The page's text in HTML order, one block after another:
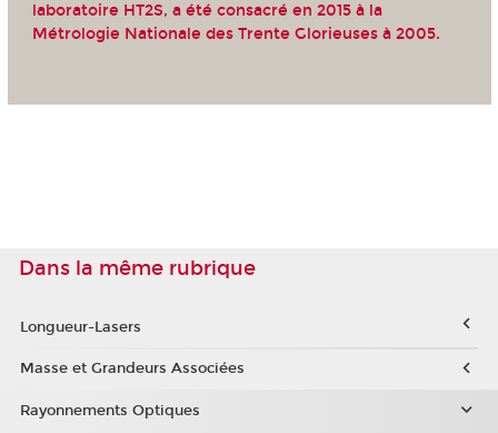
laboratoire HT2S, a été consacré en 2015 à la
Métrologie Nationale des Trente Glorieuses à 2005.
Dans la même rubrique
Longueur-Lasers
Masse et Grandeurs Associées
Rayonnements Optiques